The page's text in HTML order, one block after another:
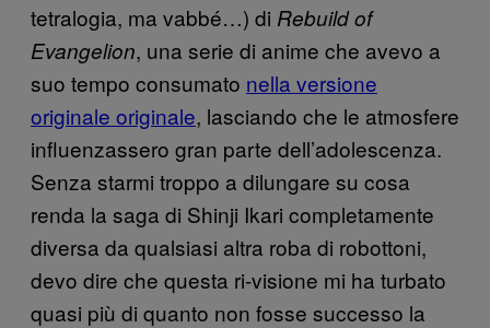
tetralogia, ma vabbé…) di Rebuild of
Evangelion, una serie di anime che avevo a
suo tempo consumato nella versione
originale originale, lasciando che le atmosfere
influenzassero gran parte dell’adolescenza.
Senza starmi troppo a dilungare su cosa
renda la saga di Shinji Ikari completamente
diversa da qualsiasi altra roba di robottoni,
devo dire che questa ri-visione mi ha turbato
quasi più di quanto non fosse successo la